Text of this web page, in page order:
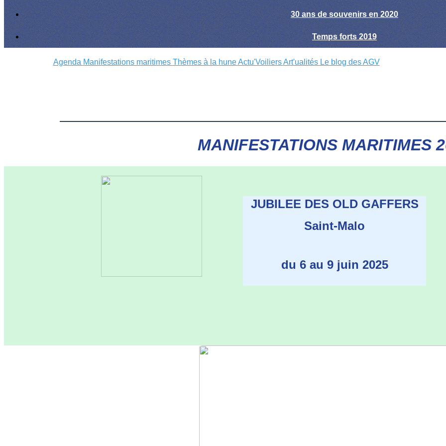
30 ans de souvenirs en 2020
Temps forts 2019
Agenda Manifestations maritimes Thèmes à la huneActu'VoiliersArt'ualités Le blog des AGV
MANIFESTATIONS MARITIMES
JUBILEE DES OLD GAFFERS
Saint-Malo
du 6 au 9 juin 2025